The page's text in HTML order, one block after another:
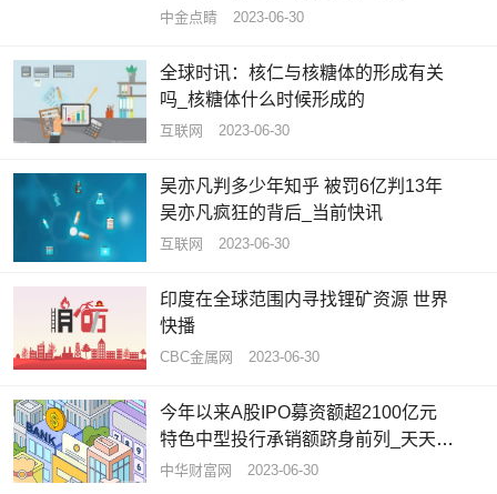
中金点睛 2023-06-30
全球时讯：核仁与核糖体的形成有关
吗_核糖体什么时候形成的
互联网 2023-06-30
吴亦凡判多少年知乎 被罚6亿判13年
吴亦凡疯狂的背后_当前快讯
互联网 2023-06-30
印度在全球范围内寻找锂矿资源 世界
快播
CBC金属网 2023-06-30
今年以来A股IPO募资额超2100亿元
特色中型投行承销额跻身前列_天天观
速讯
中华财富网 2023-06-30